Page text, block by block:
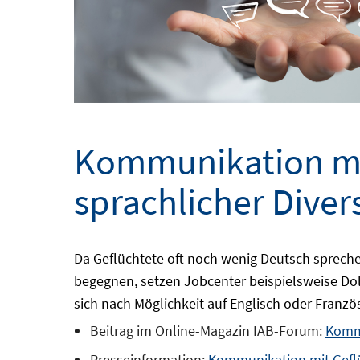
Kommunikation
sprachlicher
Da Geflüchtete oft noch wenig Deutsch
begegnen, setzen Jobcenter beispielsweise
sich nach Möglichkeit auf Englisch oder
Beitrag im Online-Magazin IAB-Forum: